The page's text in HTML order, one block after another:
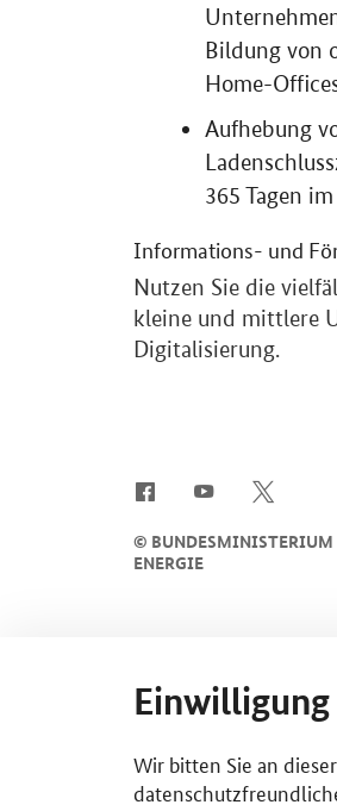
Bildung von
Home-
Aufhebung
365 Tagen
Informations- und
Nutzen Sie die
kleine und mittlere
Digitalisierung.
©
ENERGIE
Wir bitten Sie an